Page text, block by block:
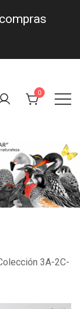
0
3A-2C-